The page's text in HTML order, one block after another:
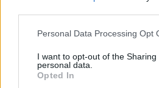
Personal Data Processing Opt
I want to opt-out of the Sharing
personal data.
Opted In
Οι Hamilton Reserve Bank και
Hamilton Ltd. συνάπτουν
μάρκετινγκ
ΟΛΕΣ ΟΙ